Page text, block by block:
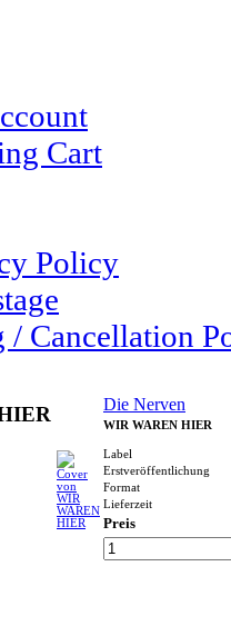
Cart
Policy
/ Cancellation
Die Nerven
WIR WAREN HIER
Label
Erstveröffentlichung
Format
Lieferzeit
Preis